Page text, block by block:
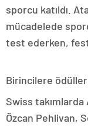
sporcu katıldı.
mücadelede
test ederken,
Birincilere
Swiss takımlarda
Özcan Pehlivan,